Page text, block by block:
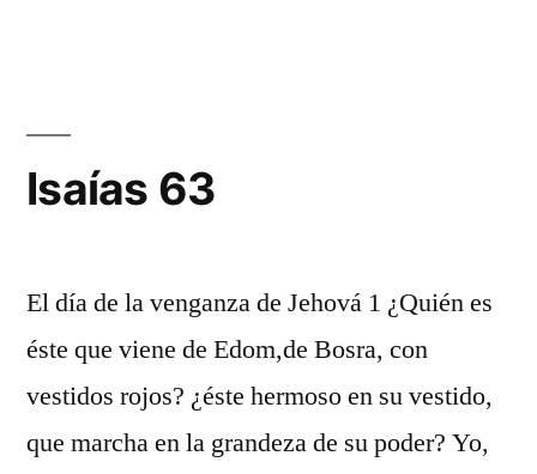
Isaías 63
El día de la venganza de Jehová 1 ¿Quién es
éste que viene de Edom,de Bosra, con
vestidos rojos? ¿éste hermoso en su vestido,
que marcha en la grandeza de su poder? Yo,